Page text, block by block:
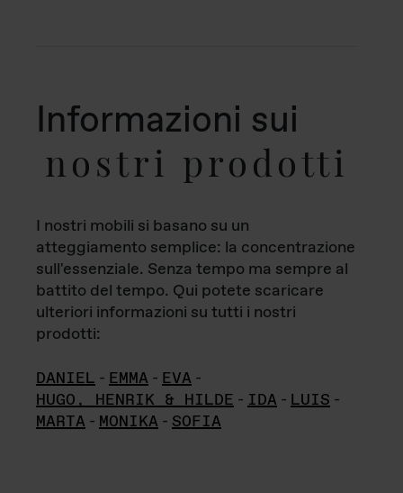
Informazioni sui
nostri prodotti
I nostri mobili si basano su un
atteggiamento semplice: la concentrazione
sull'essenziale. Senza tempo ma sempre al
battito del tempo. Qui potete scaricare
ulteriori informazioni su tutti i nostri
prodotti:
DANIEL - EMMA - EVA -
HUGO, HENRIK & HILDE - IDA - LUIS -
MARTA - MONIKA - SOFIA